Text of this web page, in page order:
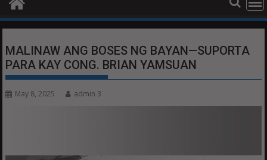
MALINAW ANG BOSES NG BAYAN—SUPORTA
PARA KAY CONG. BRIAN YAMSUAN
May 8, 2025 admin 3